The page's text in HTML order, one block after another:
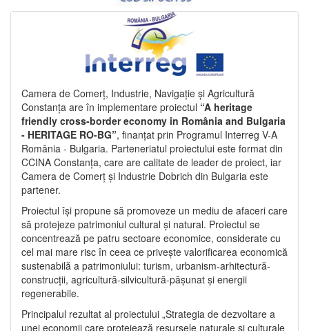
Camera de Comerț, Industrie, Navigație și Agricultură
Constanța are în implementare proiectul “A heritage
friendly cross-border economy in România and Bulgaria
- HERITAGE RO-BG”, finanțat prin Programul Interreg V-A
România - Bulgaria. Parteneriatul proiectului este format din
CCINA Constanța, care are calitate de leader de proiect, iar
Camera de Comerț și Industrie Dobrich din Bulgaria este
partener.
Proiectul își propune să promoveze un mediu de afaceri care
să protejeze patrimoniul cultural și natural. Proiectul se
concentrează pe patru sectoare economice, considerate cu
cel mai mare risc în ceea ce privește valorificarea economică
sustenabilă a patrimoniului: turism, urbanism-arhitectură-
construcții, agricultură-silvicultură-pășunat și energii
regenerabile.
Principalul rezultat al proiectului „Strategia de dezvoltare a
unei economii care protejează resursele naturale și culturale